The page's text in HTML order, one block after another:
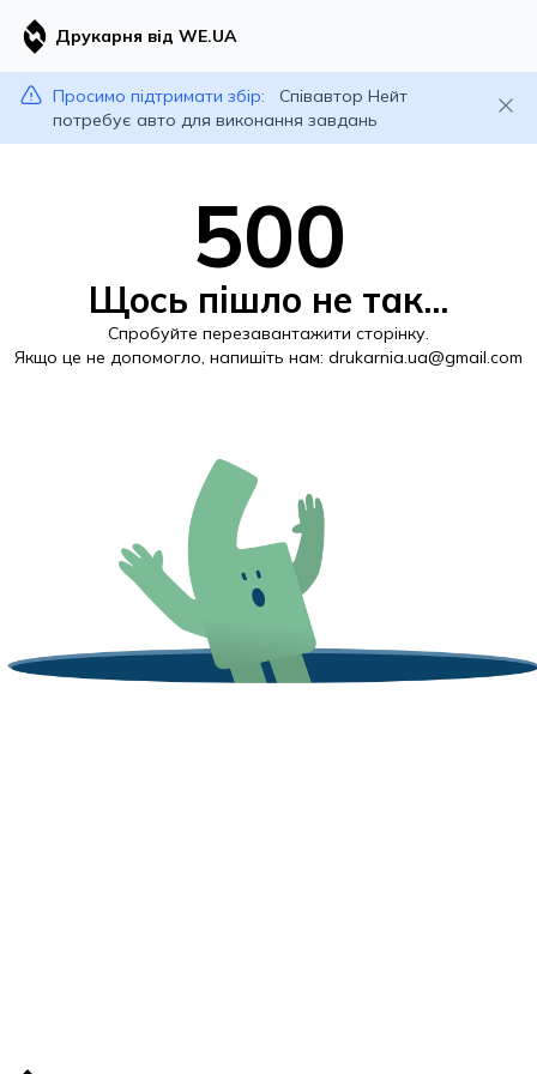
Друкарня від WE.UA
Просимо підтримати збір:
Співавтор Нейт
потребує авто для виконання завдань
500
Щось пішло не так...
Спробуйте перезавантажити сторінку.
Якщо це не допомогло, напишіть нам: drukarnia.ua@gmail.com